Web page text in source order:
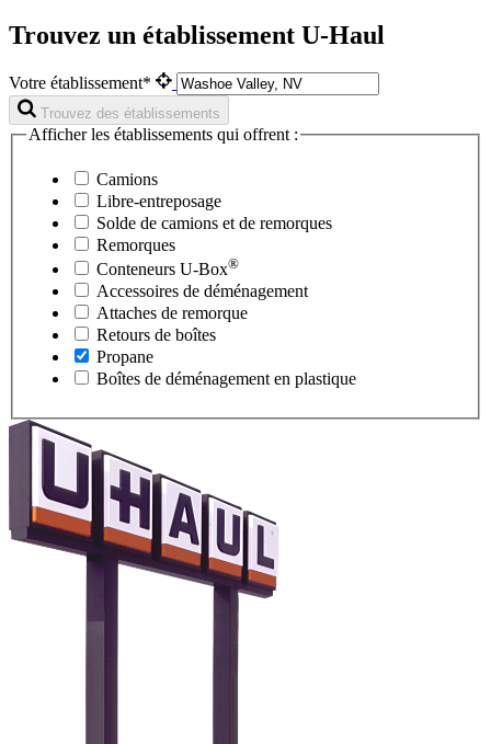
Trouvez un établissement U-Haul
Votre établissement*
Trouvez des établissements
Afficher les établissements qui offrent :
Camions
Libre-entreposage
Solde de camions et de remorques
Remorques
Conteneurs U-Box®
Accessoires de déménagement
Attaches de remorque
Retours de boîtes
Propane
Boîtes de déménagement en plastique